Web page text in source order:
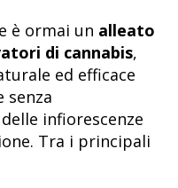
è ormai un alleato
di cannabis,
ed efficace
senza
infiorescenze
Tra i principali